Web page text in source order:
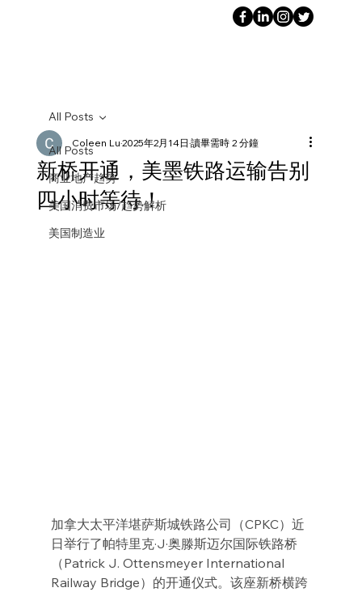
All Posts
商业地产趋势
美国消费市场/趋势解析
美国制造业
All Posts
新桥开通，美墨铁路运输告别
四小时等待！
Coleen Lu2025年2月14日 讀畢需時 2 分鐘
加拿大太平洋堪萨斯城铁路公司（CPKC）近
日举行了帕特里克·J·奥滕斯迈尔国际铁路桥
（Patrick J. Ottensmeyer International
Railway Bridge）的开通仪式。该座新桥横跨